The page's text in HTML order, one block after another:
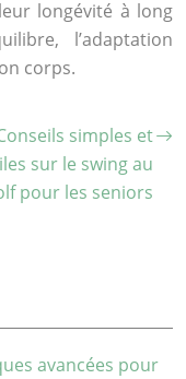
longévité à long
l’adaptation
corps.
simples et
sur le swing au
pour les seniors
avancées pour